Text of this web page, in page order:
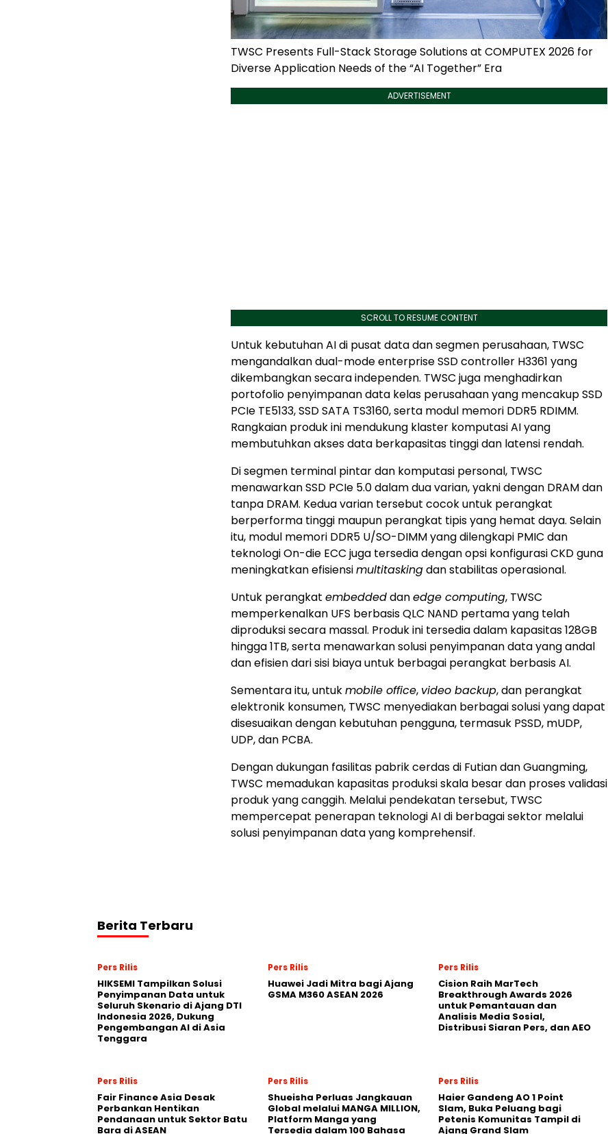
TWSC Presents Full-Stack Storage Solutions at COMPUTEX 2026 for
Diverse Application Needs of the “AI Together” Era
ADVERTISEMENT
SCROLL TO RESUME CONTENT
Untuk kebutuhan AI di pusat data dan segmen perusahaan, TWSC
mengandalkan dual-mode enterprise SSD controller H3361 yang
dikembangkan secara independen. TWSC juga menghadirkan
portofolio penyimpanan data kelas perusahaan yang mencakup SSD
PCIe TE5133, SSD SATA TS3160, serta modul memori DDR5 RDIMM.
Rangkaian produk ini mendukung klaster komputasi AI yang
membutuhkan akses data berkapasitas tinggi dan latensi rendah.
Di segmen terminal pintar dan komputasi personal, TWSC
menawarkan SSD PCIe 5.0 dalam dua varian, yakni dengan DRAM dan
tanpa DRAM. Kedua varian tersebut cocok untuk perangkat
berperforma tinggi maupun perangkat tipis yang hemat daya. Selain
itu, modul memori DDR5 U/SO-DIMM yang dilengkapi PMIC dan
teknologi On-die ECC juga tersedia dengan opsi konfigurasi CKD guna
meningkatkan efisiensimultitaskingdan stabilitas operasional.
Untuk perangkat embeddeddanedge computing, TWSC
memperkenalkan UFS berbasis QLC NAND pertama yang telah
diproduksi secara massal. Produk ini tersedia dalam kapasitas 128GB
hingga 1TB, serta menawarkan solusi penyimpanan data yang andal
dan efisien dari sisi biaya untuk berbagai perangkat berbasis AI.
Sementara itu, untukmobile office, video backup, dan perangkat
elektronik konsumen, TWSC menyediakan berbagai solusi yang dapat
disesuaikan dengan kebutuhan pengguna, termasuk PSSD, mUDP,
UDP, dan PCBA.
Dengan dukungan fasilitas pabrik cerdas di Futian dan Guangming,
TWSC memadukan kapasitas produksi skala besar dan proses validasi
produk yang canggih. Melalui pendekatan tersebut, TWSC
mempercepat penerapan teknologi AI di berbagai sektor melalui
solusi penyimpanan data yang komprehensif.
Berita Terbaru
Pers Rilis
HIKSEMI Tampilkan Solusi
Penyimpanan Data untuk
Seluruh Skenario di Ajang DTI
Indonesia 2026, Dukung
Pengembangan AI di Asia
Tenggara
Pers Rilis
Huawei Jadi Mitra bagi Ajang
GSMA M360 ASEAN 2026
Pers Rilis
Cision Raih MarTech
Breakthrough Awards 2026
untuk Pemantauan dan
Analisis Media Sosial,
Distribusi Siaran Pers, dan AEO
Pers Rilis
Fair Finance Asia Desak
Perbankan Hentikan
Pendanaan untuk Sektor Batu
Bara di ASEAN
Pers Rilis
Shueisha Perluas Jangkauan
Global melalui MANGA MILLION,
Platform Manga yang
Tersedia dalam 100 Bahasa
Pers Rilis
Haier Gandeng AO 1 Point
Slam, Buka Peluang bagi
Petenis Komunitas Tampil di
Ajang Grand Slam